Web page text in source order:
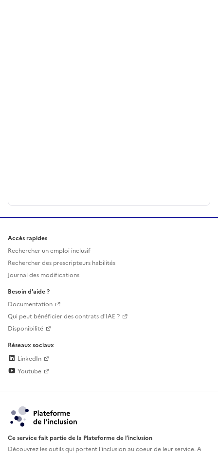
Accès rapides
Rechercher un emploi inclusif
Rechercher des prescripteurs habilités
Journal des modifications
Besoin d'aide ?
Documentation
Qui peut bénéficier des contrats d'IAE ?
Disponibilité
Réseaux sociaux
LinkedIn
Youtube
Ce service fait partie de la Plateforme de l’inclusion
Découvrez les outils qui portent l'inclusion aucoeur de leur service. A